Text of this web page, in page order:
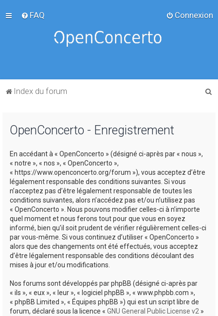
FAQ Connexion
Index du forum
OpenConcerto - Enregistrement
En accédant à « OpenConcerto » (désigné ci-après par « nous »,
« notre », « nos », « OpenConcerto »,
« https://www.openconcerto.org/forum »), vous acceptez d’être
légalement responsable des conditions suivantes. Si vous
n’acceptez pas d’être légalement responsable de toutes les
conditions suivantes, alors n’accédez pas et/ou n’utilisez pas
« OpenConcerto ». Nous pouvons modifier celles-ci à n’importe
quel moment et nous ferons tout pour que vous en soyez
informé, bien qu’il soit prudent de vérifier régulièrement celles-ci
par vous-même. Si vous continuez d’utiliser « OpenConcerto »
alors que des changements ont été effectués, vous acceptez
d’être légalement responsable des conditions découlant des
mises à jour et/ou modifications.
Nos forums sont développés par phpBB (désigné ci-après par
« ils », « eux », « leur », « logiciel phpBB », « www.phpbb.com »,
« phpBB Limited », « Équipes phpBB ») qui est un script libre de
forum, déclaré sous la licence « GNU General Public License v2 »